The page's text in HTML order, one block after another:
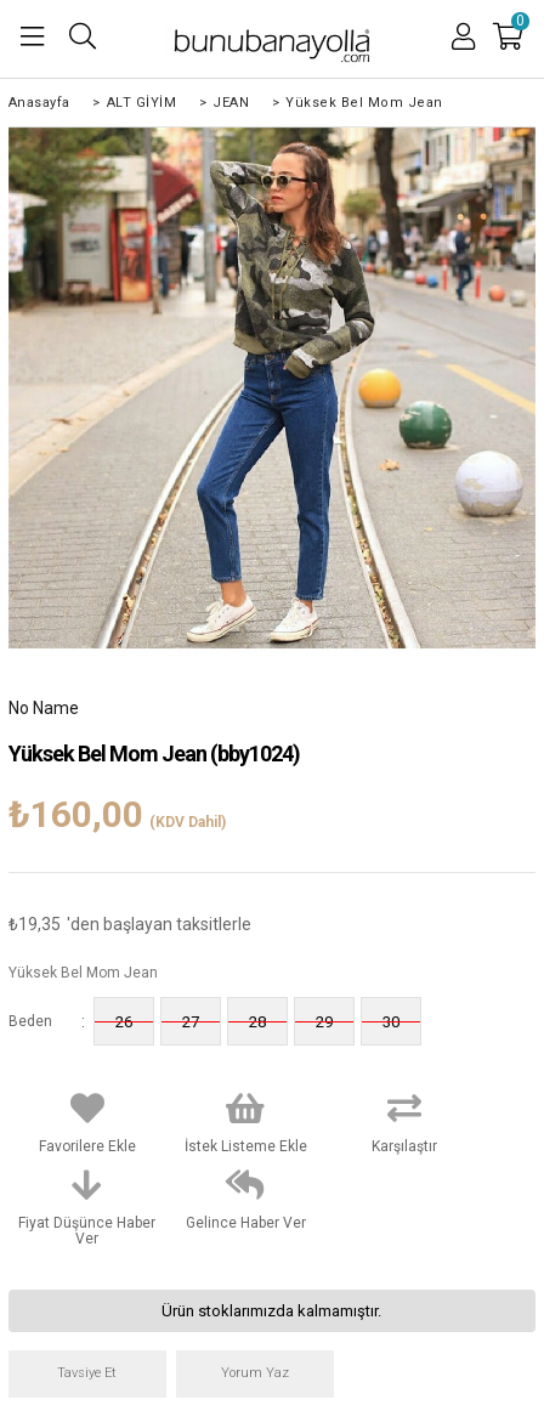
0
Anasayfa > ALT GİYİM > JEAN > Yüksek Bel Mom Jean
No Name
Yüksek Bel Mom Jean(bby1024)
₺160,00 (KDV Dahil)
₺19,35 'den başlayan taksitlerle
Yüksek Bel Mom Jean
Beden : 26 27 28 29 30
Favorilere Ekle İstek Listeme Ekle Karşılaştır
Fiyat Düşünce Haber
Ver
Gelince Haber Ver
Ürün stoklarımızda kalmamıştır.
Tavsiye Et Yorum Yaz